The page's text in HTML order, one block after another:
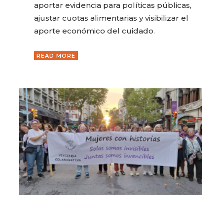
aportar evidencia para políticas públicas,
ajustar cuotas alimentarias y visibilizar el
aporte económico del cuidado.
READ MORE